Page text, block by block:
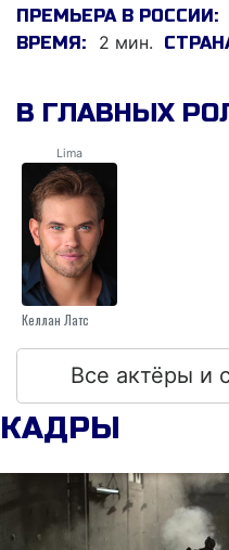
ПРЕМЬЕРА В РОССИИ:
ВРЕМЯ: 2 мин.
В ГЛАВНЫХ
Lima
Келлан Латс
Все актёры и
КАДРЫ